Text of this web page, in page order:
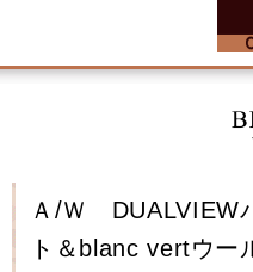
Ａ/Ｗ DUALVIEW
ト＆blanc vertウー